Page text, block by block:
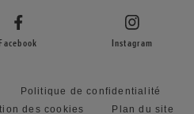
Instagram
Politique de confidentialité
des cookies
Plan du site